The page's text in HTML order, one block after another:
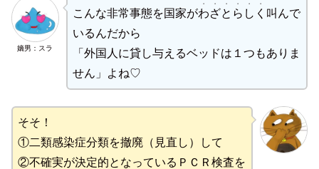
嫡男：スラ
こんな非常事態を国家がわざとらしく
・・・・・・
叫んで
いるんだから
「外国人に貸し与えるベッドは１つもありま
せん」よね♡
そそ！
①二類感染症分類を撤廃（見直し）して
②不確実が決定的となっているＰＣＲ検査を